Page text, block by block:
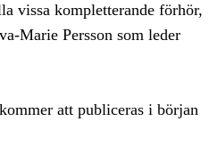
vissa kompletterande förhör,
Marie Persson som leder
att publiceras i början